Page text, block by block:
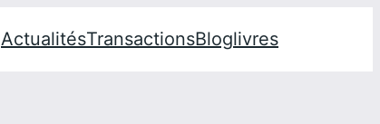
ActualitésTransactionsBloglivres